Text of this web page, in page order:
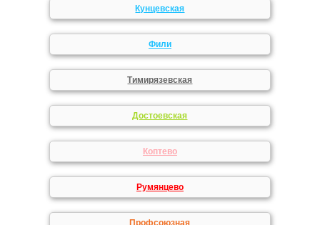
Кунцевская
Фили
Тимирязевская
Достоевская
Коптево
Румянцево
Профсоюзная